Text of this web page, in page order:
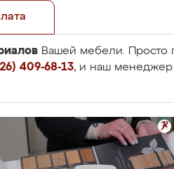
Вашей мебели. Просто
409-68-13, и наш менеджер